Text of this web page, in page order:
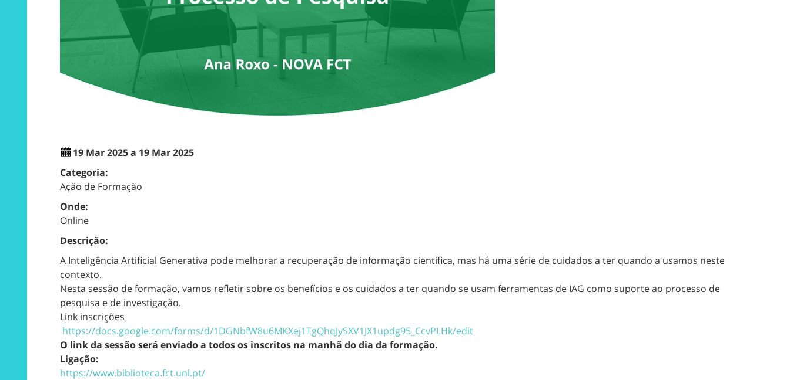
19 Mar 2025 a 19 Mar 2025
Categoria:
Ação de Formação
Onde:
Online
Descrição:
A Inteligência Artificial Generativa pode melhorar a recuperação de informação científica, mas há uma série de cuidados a ter quando a usamos neste
contexto.
Nesta sessão de formação, vamos refletir sobre os benefícios e os cuidados a ter quando se usam ferramentas de IAG como suporte ao processo de
pesquisa e de investigação.
Link inscrições
https://docs.google.com/forms/d/1DGNbfW8u6MKXej1TgQhqJySXV1JX1updg95_CcvPLHk/edit
O link da sessão será enviado a todos os inscritos na manhã do dia da formação.
Ligação:
https://www.biblioteca.fct.unl.pt/